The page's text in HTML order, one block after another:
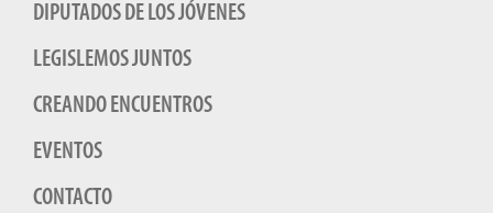
DIPUTADOS DE LOS JÓVENES
LEGISLEMOS JUNTOS
CREANDO ENCUENTROS
EVENTOS
CONTACTO